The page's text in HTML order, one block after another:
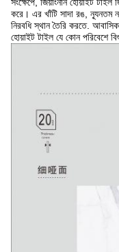
করে। এর খাঁটি সাদা রঙ, ন্যূনতম
নিরবধি স্থান তৈরি করতে. আবাসিক
হোয়াইট টাইল যে কোন পরিবেশে